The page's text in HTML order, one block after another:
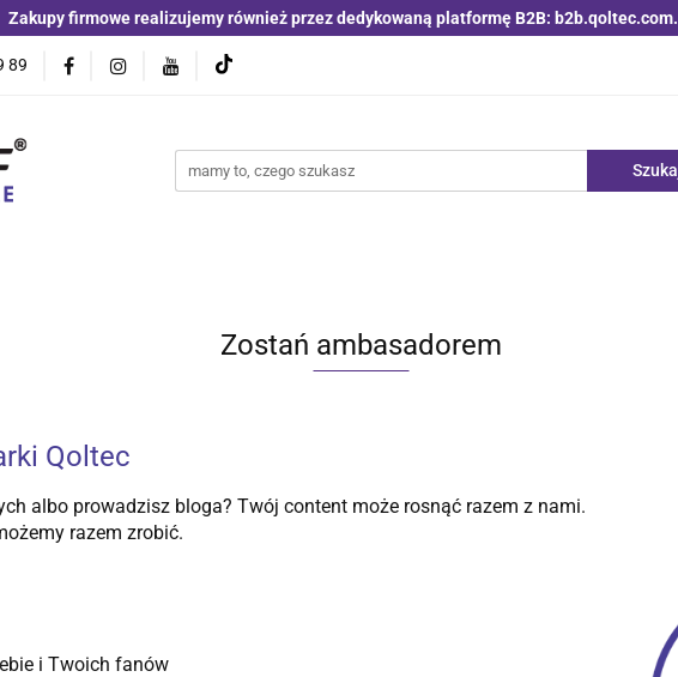
Zakupy firmowe realizujemy również przez dedykowaną platformę B2B: b2b.qoltec.com.
89
Czujniki i detektory Switche | Ethernet Anteny LTE 4G 5G
Zostań ambasadorem
Qoltec
albo prowadzisz bloga? Twój content może rosnąć razem z nami.
razem zrobić.
i Twoich fanów